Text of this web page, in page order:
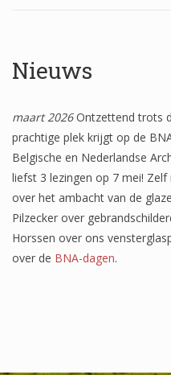
Nieuws
maart 2026Ontzettend trots
prachtige plek krijgt op de
Belgische en Nederlandse
liefst 3 lezingen op 7 mei!
over het ambacht van de
Pilzecker over
Horssen over ons
over de BNA-dagen.